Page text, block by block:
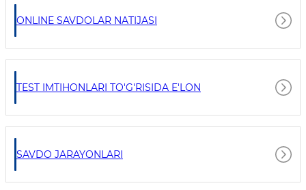
ONLINE SAVDOLAR NATIJASI
TEST IMTIHONLARI TO'G'RISIDA E'LON
SAVDO JARAYONLARI